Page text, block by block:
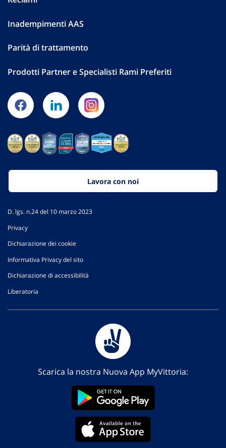
Inadempimenti AAS
Parità di trattamento
Prodotti Partner e Specialisti Rami Preferiti
Lavora con noi
D. lgs. n.24 del 10 marzo 2023
Privacy
Dichiarazione dei cookie
Informativa Privacy del sito
Dichiarazione di accessibilità
Liberatoria
Scarica la nostra Nuova App MyVittoria: